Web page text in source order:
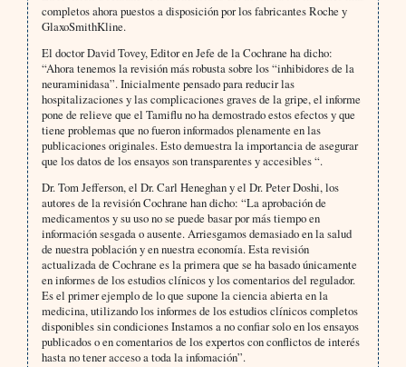
completos ahora puestos a disposición por los fabricantes Roche y
GlaxoSmithKline.
El doctor David Tovey, Editor en Jefe de la Cochrane ha dicho:
“Ahora tenemos la revisión más robusta sobre los “inhibidores de la
neuraminidasa”. Inicialmente pensado para reducir las
hospitalizaciones y las complicaciones graves de la gripe, el informe
pone de relieve que el Tamiflu no ha demostrado estos efectos y que
tiene problemas que no fueron informados plenamente en las
publicaciones originales. Esto demuestra la importancia de asegurar
que los datos de los ensayos son transparentes y accesibles “.
Dr. Tom Jefferson, el Dr. Carl Heneghan y el Dr. Peter Doshi, los
autores de la revisión Cochrane han dicho: “La aprobación de
medicamentos y su uso no se puede basar por más tiempo en
información sesgada o ausente. Arriesgamos demasiado en la salud
de nuestra población y en nuestra economía. Esta revisión
actualizada de Cochrane es la primera que se ha basado únicamente
en informes de los estudios clínicos y los comentarios del regulador.
Es el primer ejemplo de lo que supone la ciencia abierta en la
medicina, utilizando los informes de los estudios clínicos completos
disponibles sin condiciones Instamos a no confiar solo en los ensayos
publicados o en comentarios de los expertos con conflictos de interés
hasta no tener acceso a toda la infomación”.